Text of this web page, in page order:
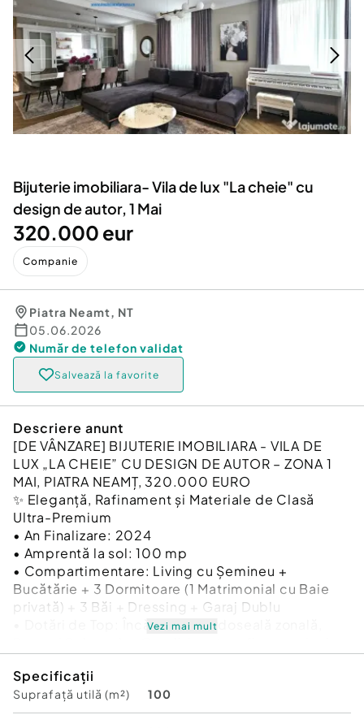
Servicii
Animale de companie
Afaceri și echipamente profesionale
Inchiriere Bunuri si Vehicule
Utilaje agricole si industriale
Piese auto si accesorii
Dacia Duster
Bijuterie imobiliara- Vila de lux "La cheie" cu
design de autor, 1 Mai
320.000 eur
Companie
Piatra Neamt, NT
05.06.2026
Număr de telefon validat
Salvează la favorite
Descriere anunt
[DE VÂNZARE] BIJUTERIE IMOBILIARA - VILA DE
LUX „LA CHEIE” CU DESIGN DE AUTOR – ZONA 1
MAI, PIATRA NEAMȚ, 320.000 EURO
✨ Eleganță, Rafinament și Materiale de Clasă
Ultra-Premium
• An Finalizare: 2024
• Amprentă la sol: 100 mp
• Compartimentare: Living cu Șemineu +
Bucătărie + 3 Dormitoare (1 Matrimonial cu Baie
privată) + 3 Băi + Dressing + Garaj Dublu
• Dotări de Top: Încălzire în pardoseală zonală,
FORTUNA IMOBILIARE vă prezintă spre
achiziționare o proprietate exclusivistă, situată în
zona rezidențială selectă 1 Mai din Piatra Neamț.
Vezi mai mult
Specificații
Suprafață utilă (m²) 100